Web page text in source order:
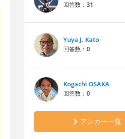
回答数： 31
Yuya J. Kato
回答数： 0
Kogachi OSAKA
回答数： 0
アンカー一覧